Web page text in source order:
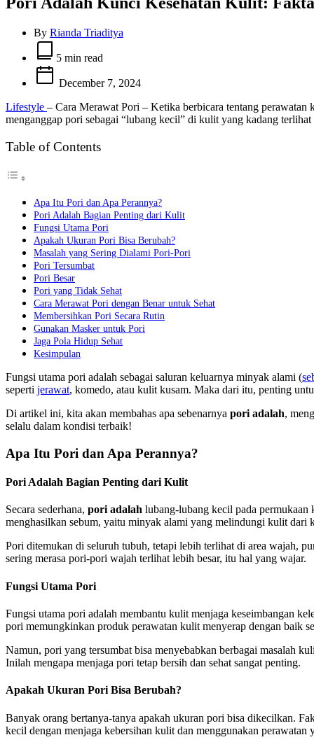
By Rianda Triaditya
Estimated
read
time
5 min read
December 7, 2024
Lifestyle – Cara Merawat Pori – Ketika berbicara tentang perawatan
menganggap pori sebagai “lubang kecil” di kulit yang kadang
Table of Contents
Apa Itu Pori dan Apa Perannya?
Pori Adalah Bagian Penting dari Kulit
Fungsi Utama Pori
Apakah Ukuran Pori Bisa Berubah?
Masalah yang Sering Dialami Pori-Pori
Pori Tersumbat
Pori Besar
Pori yang Tidak Sehat
Cara Merawat Pori dengan Benar untuk Sehat
Membersihkan Pori Secara Rutin
Gunakan Masker untuk Pori
Jaga Pola Hidup Sehat
Kesimpulan
Fungsi utama pori adalah sebagai saluran keluarnya minyak alami (
seperti jerawat, komedo, atau kulit kusam. Maka dari itu, penting
Di artikel ini, kita akan membahas apa sebenarnya pori adalah,
selalu dalam kondisi terbaik!
Apa Itu Pori dan Apa Perannya?
Pori Adalah Bagian Penting dari Kulit
Secara sederhana, pori adalah lubang-lubang kecil pada
menghasilkan sebum, yaitu minyak alami yang melindungi kulit
Pori ditemukan di seluruh tubuh, tetapi lebih terlihat di area wajah,
sering merasa pori-pori wajah terlihat lebih besar, itu hal yang wajar.
Fungsi Utama Pori
Fungsi utama pori adalah membantu kulit menjaga keseimbangan
pori memungkinkan produk perawatan kulit menyerap dengan baik
Namun, pori yang tersumbat bisa menyebabkan berbagai masalah
Inilah mengapa menjaga pori tetap bersih dan sehat sangat penting.
Apakah Ukuran Pori Bisa Berubah?
Banyak orang bertanya-tanya apakah ukuran pori bisa dikecilkan.
kecil dengan menjaga kebersihan kulit dan menggunakan perawatan